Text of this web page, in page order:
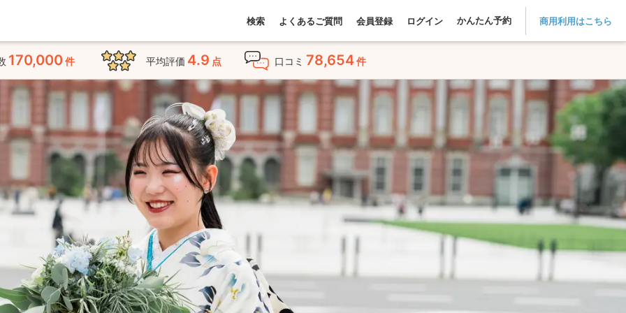
検索 よくあるご質問 会員登録 ログイン かんたん予約 商用利用はこちら
170,000件 平均評価 4.9 点 口コミ 78,654件